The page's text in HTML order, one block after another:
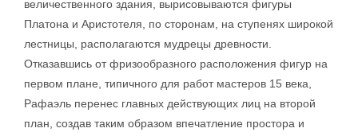
величественного здания, вырисовываются фигуры
Платона и Аристотеля, по сторонам, на ступенях широкой
лестницы, располагаются мудрецы древности.
Отказавшись от фризообразного расположения фигур на
первом плане, типичного для работ мастеров 15 века,
Рафаэль перенес главных действующих лиц на второй
план, создав таким образом впечатление простора и